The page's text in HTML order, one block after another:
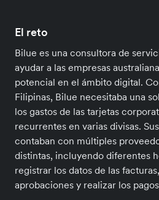
El reto
Bilue es una consultora de
ayudar a las empresas
potencial en el ámbito digital.
Filipinas, Bilue necesitaba una
los gastos de las tarjetas
recurrentes en varias divisas.
contaban con múltiples
distintas, incluyendo diferentes
registrar los datos de las
aprobaciones y realizar los